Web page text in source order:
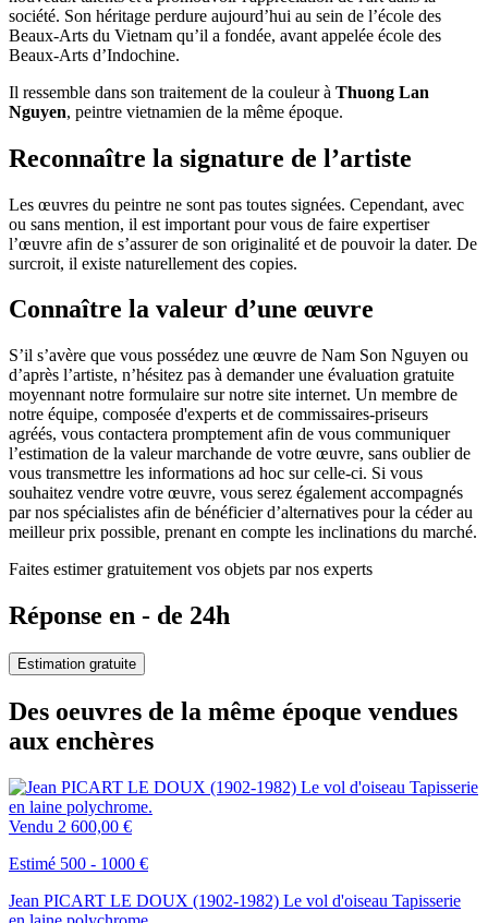
société. Son héritage perdure aujourd’hui au sein de l’école des
Beaux-Arts du Vietnam qu’il a fondée, avant appelée école des
Beaux-Arts d’Indochine.
Il ressemble dans son traitement de la couleur à Thuong Lan
Nguyen, peintre vietnamien de la même époque.
Reconnaître la signature de l’artiste
Les œuvres du peintre ne sont pas toutes signées. Cependant, avec
ou sans mention, il est important pour vous de faire expertiser
l’œuvre afin de s’assurer de son originalité et de pouvoir la dater. De
surcroit, il existe naturellement des copies.
Connaître la valeur d’une œuvre
S’il s’avère que vous possédez une œuvre de Nam Son Nguyen ou
d’après l’artiste, n’hésitez pas à demander une évaluation gratuite
moyennant notre formulaire sur notre site internet. Un membre de
notre équipe, composée d'experts et de commissaires-priseurs
agréés, vous contactera promptement afin de vous communiquer
l’estimation de la valeur marchande de votre œuvre, sans oublier de
vous transmettre les informations ad hoc sur celle-ci. Si vous
souhaitez vendre votre œuvre, vous serez également accompagnés
par nos spécialistes afin de bénéficier d’alternatives pour la céder au
meilleur prix possible, prenant en compte les inclinations du marché.
Faites estimer gratuitement vos objets par nos experts
Réponse en - de 24h
Estimation gratuite
Des oeuvres de la même époque vendues
aux enchères
Vendu 2 600,00 €
Estimé 500 - 1000 €
Jean PICART LE DOUX (1902-1982) Le vol d'oiseau Tapisserie